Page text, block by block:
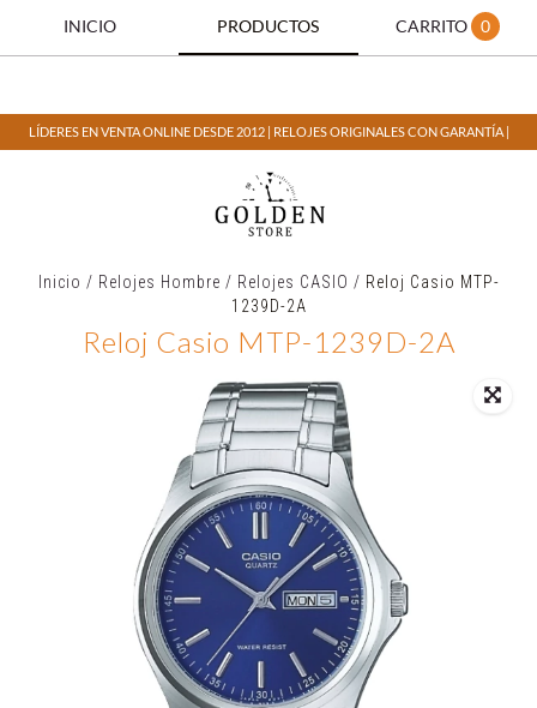
INICIO PRODUCTOS CARRITO 0
LÍDERES EN VENTA ONLINE DESDE 2012 | RELOJES ORIGINALES CON GARANTÍA |
Inicio / Relojes Hombre / Relojes CASIO / Reloj Casio MTP-
1239D-2A
Reloj Casio MTP-1239D-2A